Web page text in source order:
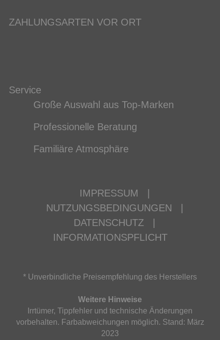
ZAHLUNGSARTEN VOR ORT
Service
Große Auswahl aus Top-Marken
Professionelle Beratung
Familiäre Atmosphäre
IMPRESSUM
NUTZUNGSBEDINGUNGEN
DATENSCHUTZ
INFORMATIONSPFLICHT
* Unverbindliche Preisempfehlung des Herstellers
Weitere Hinweise
Irrtümer, Tippfehler und technische Änderungen
vorbehalten. Farbabweichungen möglich. Stand: März
2023